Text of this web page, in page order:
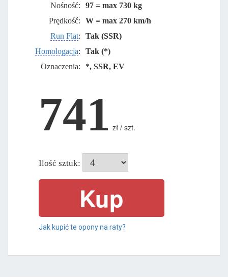
Nośność:
97 = max 730 kg
Prędkość:
W = max 270 km/h
Run Flat:
Tak (SSR)
Homologacja:
Tak (*)
Oznaczenia:
*, SSR, EV
741 zł / szt.
Ilość sztuk:
Jak kupić te opony na raty?